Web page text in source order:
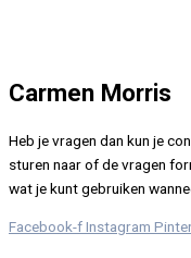
Carmen Morris
Heb je vragen dan kun je
sturen naar of de vragen
wat je kunt gebruiken
Facebook-fInstagram